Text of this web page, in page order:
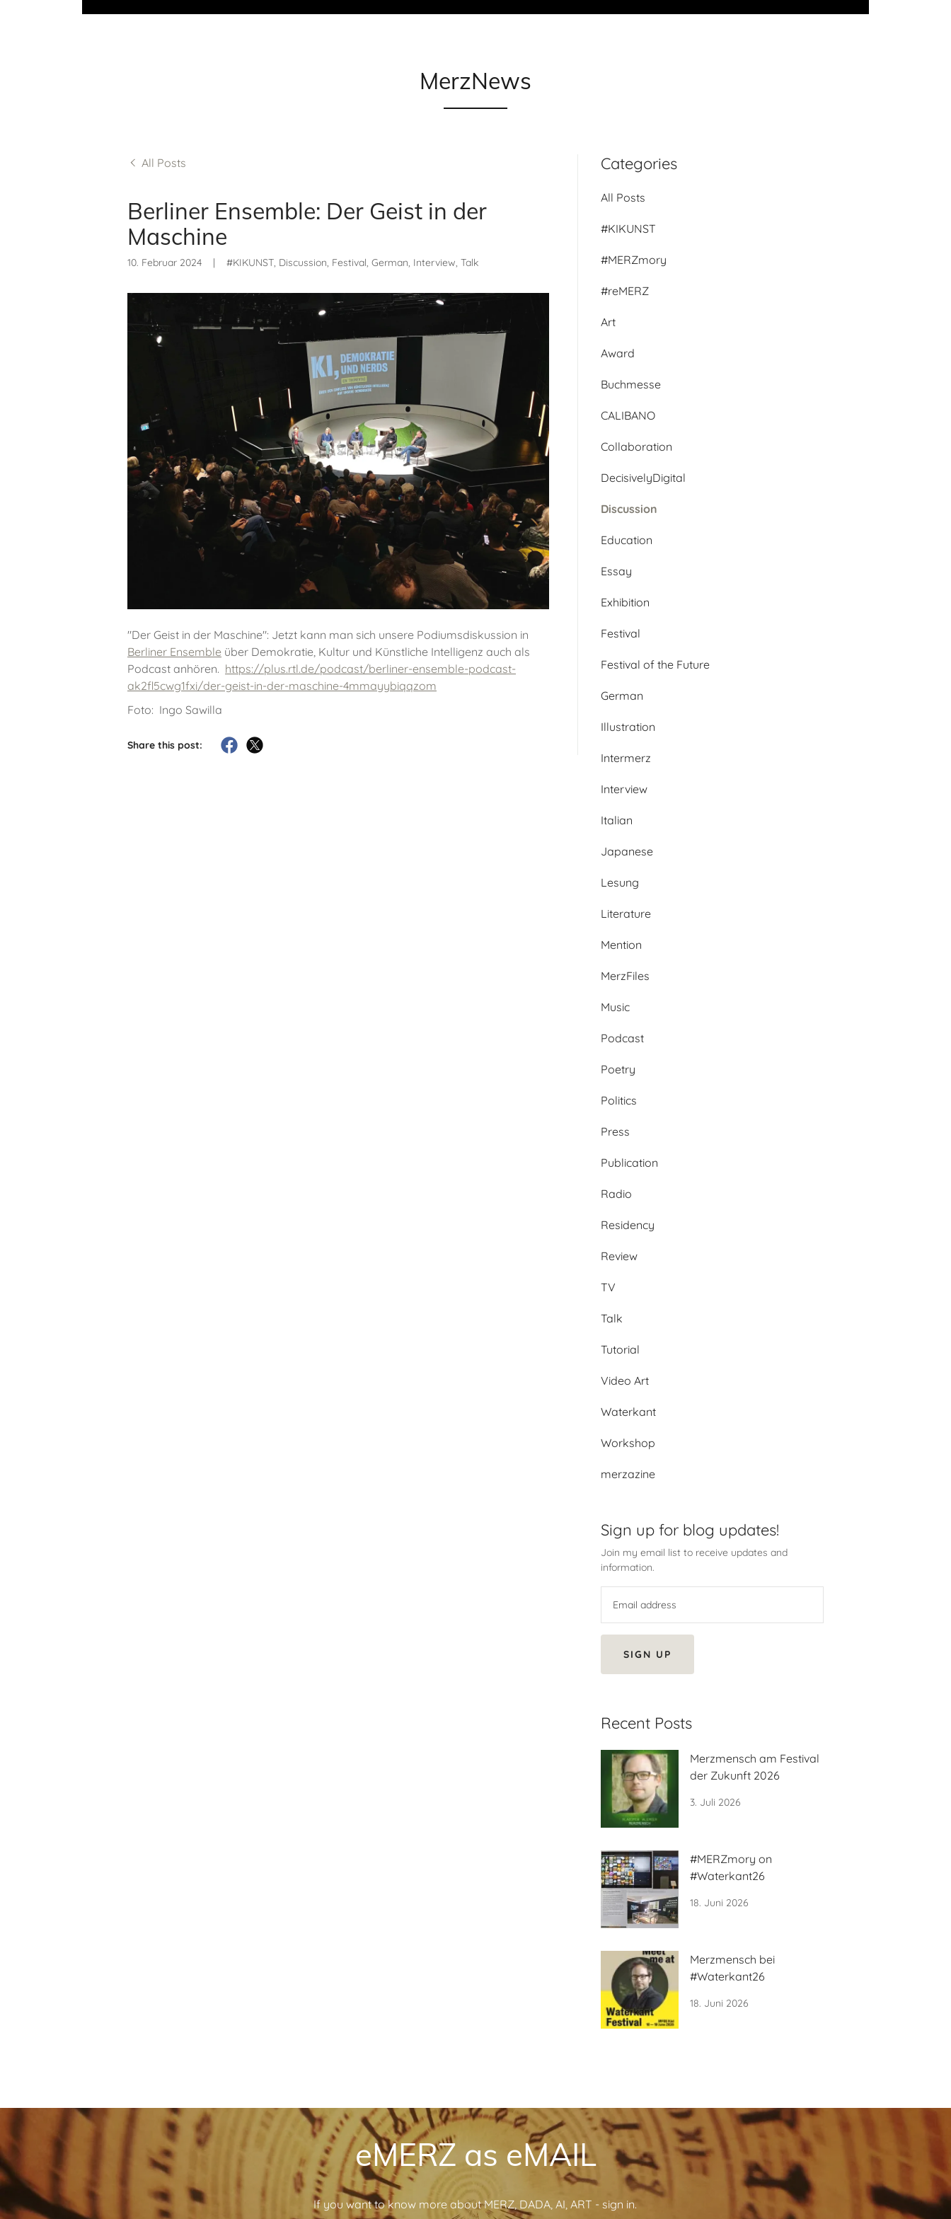
MerzNews
All Posts
Berliner Ensemble: Der Geist in der
Maschine
10. Februar 2024 | #KIKUNST, Discussion, Festival, German, Interview, Talk
"Der Geist in der Maschine": Jetzt kann man sich unsere Podiumsdiskussion in
Berliner Ensemble über Demokratie, Kultur und Künstliche Intelligenz auch als
Podcast anhören. https://plus.rtl.de/podcast/berliner-ensemble-podcast-
ak2fl5cwg1fxi/der-geist-in-der-maschine-4mmayybiqqzom
Foto: Ingo Sawilla
Share this post:
Categories
All Posts
#KIKUNST
#MERZmory
#reMERZ
Art
Award
Buchmesse
CALIBANO
Collaboration
DecisivelyDigital
Discussion
Education
Essay
Exhibition
Festival
Festival of the Future
German
Illustration
Intermerz
Interview
Italian
Japanese
Lesung
Literature
Mention
MerzFiles
Music
Podcast
Poetry
Politics
Press
Publication
Radio
Residency
Review
TV
Talk
Tutorial
Video Art
Waterkant
Workshop
merzazine
Sign up for blog updates!
Join my email list to receive updates and
information.
SIGN UP
Recent Posts
Merzmensch am Festival
der Zukunft 2026
3. Juli 2026
#MERZmory on
#Waterkant26
18. Juni 2026
Merzmensch bei
#Waterkant26
18. Juni 2026
eMERZ as eMAIL
If you want to know more about MERZ, DADA, AI, ART - sign in.